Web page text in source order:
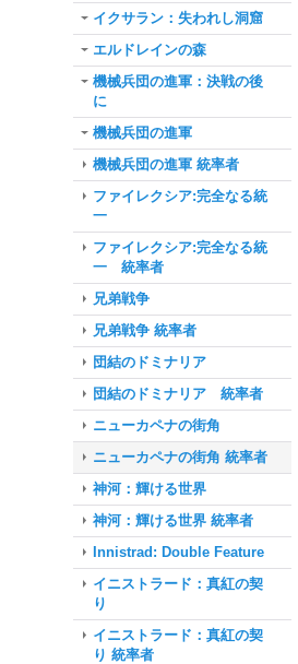
イクサラン：失われし洞窟
エルドレインの森
機械兵団の進軍：決戦の後
に
機械兵団の進軍
機械兵団の進軍 統率者
ファイレクシア:完全なる統
一
ファイレクシア:完全なる統
一 統率者
兄弟戦争
兄弟戦争 統率者
団結のドミナリア
団結のドミナリア 統率者
ニューカペナの街角
ニューカペナの街角 統率者
神河：輝ける世界
神河：輝ける世界 統率者
Innistrad: Double Feature
イニストラード：真紅の契
り
イニストラード：真紅の契
り 統率者